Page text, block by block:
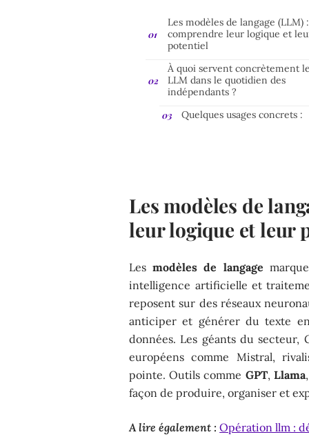
Les modèles de langage (LLM) :
comprendre leur logique et
potentiel
À quoi servent concrètement
LLM dans le quotidien des
indépendants ?
Quelques usages concrets :
Les modèles de
leur logique et leur
Lesmodèles de langage
intelligence artificielle et
reposent sur des réseaux
anticiper et générer du texte
données. Les géants du secteur,
européens comme Mistral,
pointe. Outils comme GPT, Llama
façon de produire, organiser et
A lire également : Opération llm :